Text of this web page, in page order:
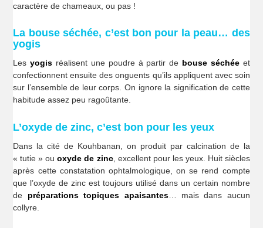
caractère de chameaux, ou pas !
La bouse séchée, c’est bon pour la peau… des
yogis
Lesyogis réalisent une poudre à partir de bouse séchéeet
confectionnent ensuite des onguents qu’ils appliquent avec soin
sur l’ensemble de leur corps. On ignore la signification de cette
habitude assez peu ragoûtante.
L’oxyde de zinc, c’est bon pour les yeux
Dans la cité de Kouhbanan, on produit par calcination de la
« tutie » ouoxyde de zinc, excellent pour les yeux. Huit siècles
après cette constatation ophtalmologique, on se rend compte
que l’oxyde de zinc est toujours utilisé dans un certain nombre
de préparations topiques apaisantes… mais dans aucun
collyre.